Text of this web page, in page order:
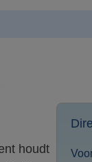
houdt